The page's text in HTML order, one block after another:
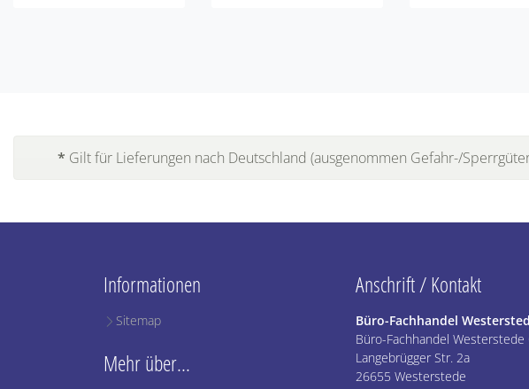
* Gilt für Lieferungen nach Deutschland (ausgenommen Gefahr-/
Informationen
Sitemap
Mehr über...
Anschrift / Kontakt
Büro-Fachhandel
Büro-Fachhandel Westerstede
Langebrügger Str. 2a
26655 Westerstede